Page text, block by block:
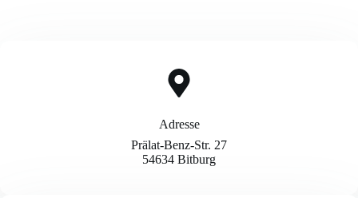
Adresse
Prälat-Benz-Str. 27
54634 Bitburg